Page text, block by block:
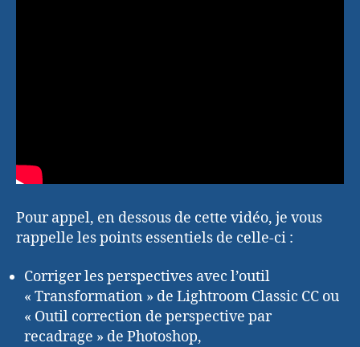
Pour appel, en dessous de cette vidéo, je vous
rappelle les points essentiels de celle-ci :
Corriger les perspectives avec l’outil
« Transformation » de Lightroom Classic CC ou
« Outil correction de perspective par
recadrage » de Photoshop,